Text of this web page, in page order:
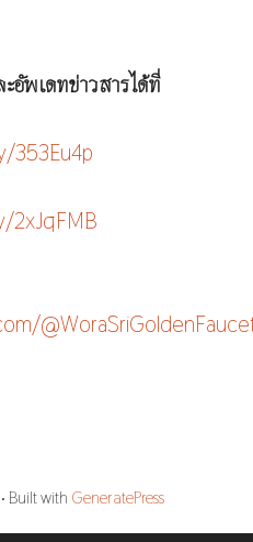
อัพเดทข่าวสารได้ที่
353Eu4p
2xJqFMB
• Built with GeneratePress